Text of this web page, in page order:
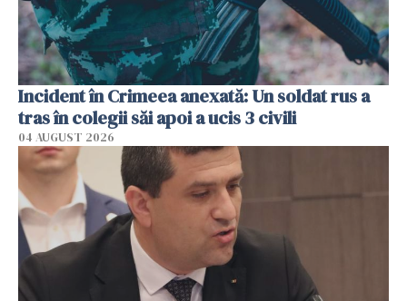
Incident în Crimeea anexată: Un soldat rus a
tras în colegii săi apoi a ucis 3 civili
04 AUGUST 2026